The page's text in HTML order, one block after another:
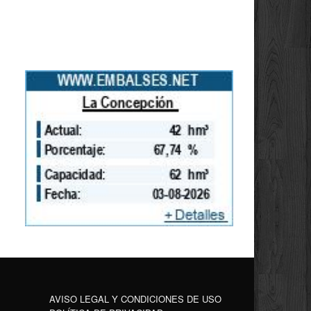
AVISO LEGAL Y CONDICIONES DE USO